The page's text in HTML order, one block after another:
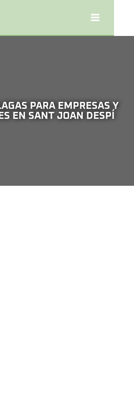
PARA EMPRESAS Y
EN SANT JOAN DESPÍ